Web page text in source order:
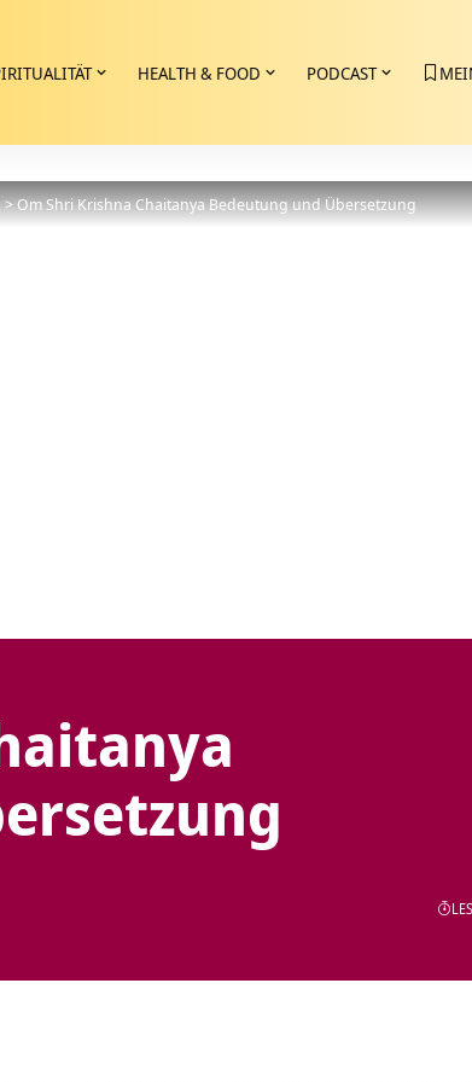
HEALTH & FOOD PODCAST
>Om Shri Krishna Chaitanya Bedeutung und Übersetzung